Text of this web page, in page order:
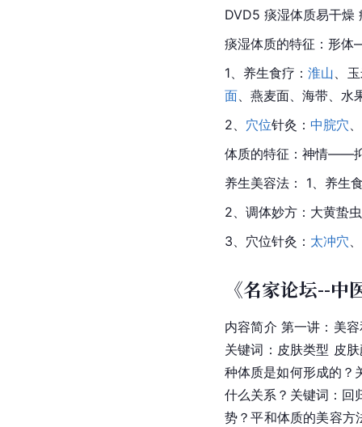
DVD5 痰湿体质易干燥
痰湿体质的特征：形
1、养生食疗：淮山、
面、燕麦面、海带、水
2、 穴位针灸： 中脘穴、
体质的特征：神情——
养生美容法： 1、养生
2、调体妙方： 大黄蛰虫
3、穴位针灸： 太冲穴、
《名家论坛--中
内容简介 第一讲：美
关键词：皮肤类型 皮
种体质是如何形成的？
什么关系？关键词：回
势？平和体质的美容